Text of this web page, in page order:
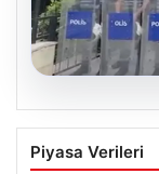
05.08.2026
Avcılar
şüpheli
Piyasa Verileri